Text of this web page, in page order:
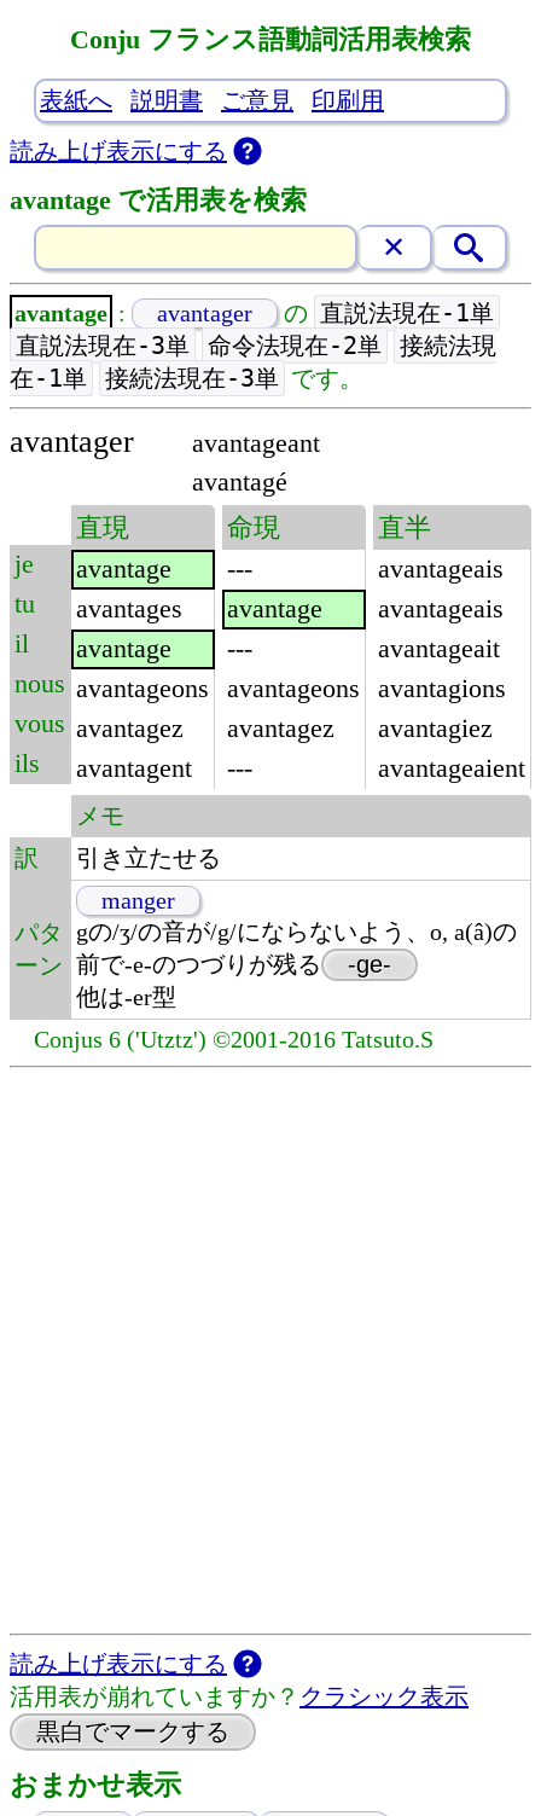
Conju フランス語動詞活用表検索
表紙へ 説明書 ご意見
印刷用
読み上げ表示にする
avantage で活用表を検索
avantage : avantager の 直説法現在-1単
直説法現在-3単
命令法現在-2単
接続法現
在-1単
接続法現在-3単 です。
avantager
avantageant
avantagé
je
tu
il
nous
vous
ils
直現
avantage
avantages
avantage
avantageons
avantagez
avantagent
命現
---
avantage
---
avantageons
avantagez
---
直半
avantageais
avantageais
avantageait
avantagions
avantagiez
avantageaient
メモ
訳
引き立たせる
パタ
ーン
manger
gの/ʒ/の音が/g/にならないよう、o, a(â)の
前で-e-のつづりが残る
-ge-
他は-er型
Conjus 6 ('Utztz') ©2001-2016 Tatsuto.S
読み上げ表示にする
活用表が崩れていますか？ クラシック表示
黒白でマークする
おまかせ表示